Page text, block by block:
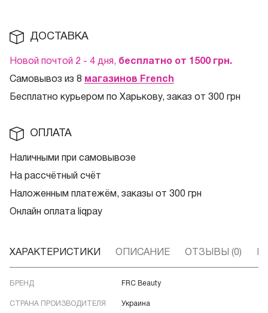
ДОСТАВКА
Новой почтой 2 - 4 дня, бесплатно от 1500 грн.
Самовывоз из 8 магазинов French
Бесплатно курьером по Харькову, заказ от 300 грн
ОПЛАТА
Наличными при самовывозе
На рассчётный счёт
Наложенным платежём, заказы от 300 грн
Онлайн оплата liqpay
ХАРАКТЕРИСТИКИ ОПИСАНИЕ ОТЗЫВЫ (0)
БРЕНД FRC Beauty
СТРАНА ПРОИЗВОДИТЕЛЯ Украина